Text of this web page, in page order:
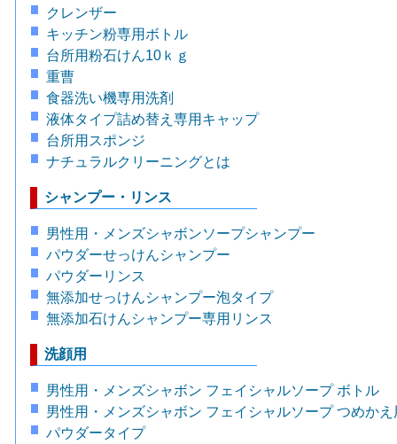
クレンザー
キッチン粉専用ボトル
台所用粉石けん10ｋｇ
重曹
食器洗い機専用洗剤
液体タイプ詰め替え専用キャップ
台所用スポンジ
ナチュラルクリーニングとは
シャンプー・リンス
男性用・メンズシャボンソープシャンプー
パウダーせっけんシャンプー
パウダーリンス
無添加せっけんシャンプー泡タイプ
無添加石けんシャンプー専用リンス
洗顔用
男性用・メンズシャボン フェイシャルソープ ボトル
男性用・メンズシャボン フェイシャルソープ つめかえ
パウダータイプ